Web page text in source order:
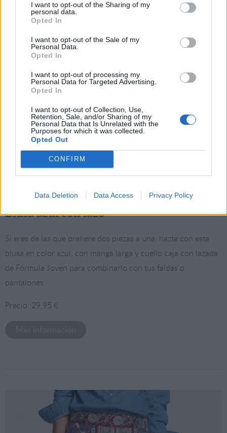
I want to opt-out of the Sharing of my
personal data.
Opted In
I want to opt-out of the Sale of my
Personal Data.
Opted In
I want to opt-out of processing my
Personal Data for Targeted Advertising.
Opted In
I want to opt-out of Collection, Use,
Retention, Sale, and/or Sharing of my
Personal Data that Is Unrelated with the
Purposes for which it was collected.
Opted Out
CONFIRM
Data Deletion Data Access Privacy Policy
Blusa azul con lazo
Si eres de las que prefiere dos piezas a una, hazte con esta
blusa en color azul, con manga larga y cuello caja con lazada
de Fórmula Joven para combinarlo con tus faldas o
pantalones.
Precio: 29,95 €